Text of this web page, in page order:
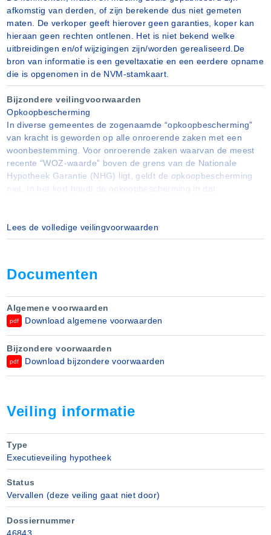
afkomstig van derden, of zijn berekende dus niet gemeten
maten. De verkoper geeft hierover geen garanties, koper kan
hieraan geen rechten ontlenen. Het is niet bekend welke
uitbreidingen en/of wijzigingen zijn/worden gerealiseerd.De
bron van informatie is een geveltaxatie en een eerdere opname
die is opgenomen in de NVM-stamkaart.
Bijzondere veilingvoorwaarden
Opkoopbescherming
In diverse gemeentes de zogenaamde “opkoopbescherming”
van kracht is geworden op alle onroerende zaken met een
woonbestemming. Voor onroerende zaken waarvan de meest
recente “WOZ-waarde” boven de grens van de Nationale
Hypotheek Garantie (NHG) ligt, geldt de opkoopbescherming
niet. In het kort houdt de opkoopbescherming in dat
erfpacht of een recht van opstal) niet verhuurd mogen worden
aan derden. De betreffende gemeente kan in bepaalde
eventuele ontheffing wordt verwezen naar het daartoe bevoegd
onroerende zaak is gelegen. Koper is zelf verantwoordelijk om
onderzoek te doen of de opkoopbescherming voor hem van
toepassing is. De koper vrijwaart de verkoper ter zake.
Lees de volledige veilingvoorwaarden
Documenten
Algemene voorwaarden
pdf Download algemene voorwaarden
Bijzondere voorwaarden
pdf Download bijzondere voorwaarden
Veiling informatie
Type
Executieveiling hypotheek
Status
Vervallen (deze veiling gaat niet door)
Dossiernummer
46843